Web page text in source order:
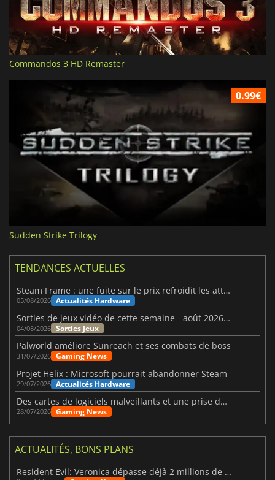
Commandos 3 HD Remaster
0.99€
Sudden Strike Trilogy
TENDANCES ACTUELLES
Steam Frame : une fuite sur le prix refroidit les attentes VR
05/08/2026 Actualités Hardware
Sorties de jeux vidéo de cette semaine - août 2026 (semaine 32)
04/08/2026 Sorties Jeux
Palworld améliore Sunreach et ses combats de boss
31/07/2026 Gaming News
Projet Helix : Microsoft pourrait abandonner Steam
29/07/2026 Actualités Hardware
Des cartes de logiciels malveillants et une prise de contrôle de Discord ont touché Meccha Chameleon
28/07/2026 Gaming News
ACTUALITÉS, BONS PLANS
Resident Evil: Veronica dépasse déjà 2 millions de wishlists